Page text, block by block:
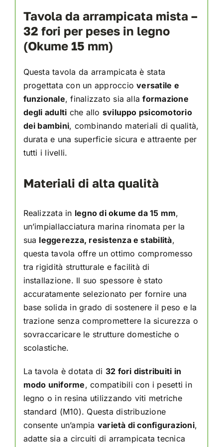
Tavola da arrampicata mista –
32 fori per peses in legno
(Okume 15 mm)
Questa tavola da arrampicata è stata
progettata con un approccioversatile e
funzionale, finalizzato sia allaformazione
degli adulti che allo sviluppo psicomotorio
dei bambini, combinando materiali di qualità,
durata e una superficie sicura e attraente per
tutti i livelli.
Materiali di alta qualità
Realizzata in legno di okume da 15 mm,
un’impiallacciatura marina rinomata per la
sua leggerezza, resistenza e stabilità,
questa tavola offre un ottimo compromesso
tra rigidità strutturale e facilità di
installazione. Il suo spessore è stato
accuratamente selezionato per fornire una
base solida in grado di sostenere il peso e la
trazione senza compromettere la sicurezza o
sovraccaricare le strutture domestiche o
scolastiche.
La tavola è dotata di 32 fori distribuiti in
modo uniforme, compatibili con i pesetti in
legno o in resina utilizzando viti metriche
standard (M10). Questa distribuzione
consente un’ampia varietà di configurazioni,
adatte sia a circuiti di arrampicata tecnica